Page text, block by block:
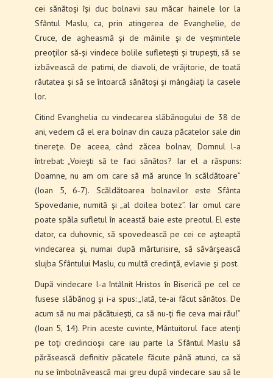
cei sănătoşi îşi duc bolnavii sau măcar hainele lor la
Sfântul Maslu, ca, prin atingerea de Evanghelie, de
Cruce, de agheasmă şi de mâinile şi de veşmintele
preoţilor să‑şi vindece bolile sufleteşti şi trupeşti, să se
izbăvească de patimi, de diavoli, de vrăjitorie, de toată
răutatea şi să se întoarcă sănă­toşi şi mângâiaţi la casele
lor.
Citind Evanghelia cu vindecarea slăbănogului de 38 de
ani, vedem că el era bolnav din cauza păca­telor sale din
tinereţe. De aceea, când zăcea bolnav, Domnul l‑a
întrebat: „Voieşti să te faci sănătos? Iar el a răspuns:
Doamne, nu am om care să mă arunce în scăldătoare”
(Ioan 5, 6‑7). Scăldătoarea bolnavilor este Sfânta
Spovedanie, numită şi „al doilea botez”. Iar omul care
poate spăla sufletul în această baie este preotul. El este
dator, ca duhovnic, să spove­dească pe cei ce aşteaptă
vindecarea şi, numai după mărturisire, să săvârşească
slujba Sfântului Maslu, cu multă credinţă, evlavie şi post.
După vindecare l‑a întâlnit Hristos în Biserică pe cel ce
fusese slăbănog şi i‑a spus: „Iată, te‑ai făcut sănătos. De
acum să nu mai păcătuieşti, ca să nu‑ţi fie ceva mai rău!”
(Ioan 5, 14). Prin aceste cuvinte, Mântuitorul face atenţi
pe toţi credincioşii care iau parte la Sfântul Maslu să
părăsească definitiv păcatele făcute până atunci, ca să
nu se îmbolnă­vească mai greu după vindecare sau să le